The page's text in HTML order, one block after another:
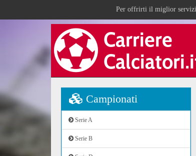
Per offrirti il miglior
Campionati
Serie A
Serie B